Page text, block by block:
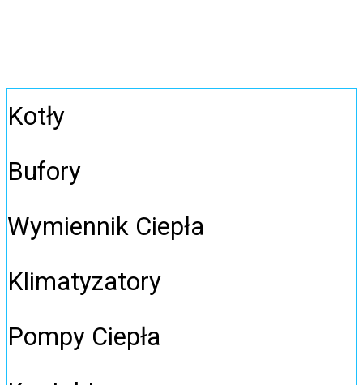
Kotły
Bufory
Wymiennik Ciepła
Klimatyzatory
Pompy Ciepła